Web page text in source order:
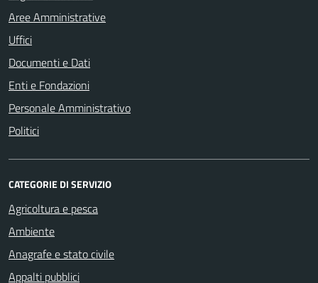
Aree Amministrative
Uffici
Documenti e Dati
Enti e Fondazioni
Personale Amministrativo
Politici
CATEGORIE DI SERVIZIO
Agricoltura e pesca
Ambiente
Anagrafe e stato civile
Appalti pubblici